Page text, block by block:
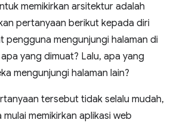
memikirkan arsitektur adalah
pertanyaan berikut kepada diri
pengguna mengunjungi halaman di
yang dimuat? Lalu, apa yang
mengunjungi halaman lain?
tersebut tidak selalu mudah,
memikirkan aplikasi web